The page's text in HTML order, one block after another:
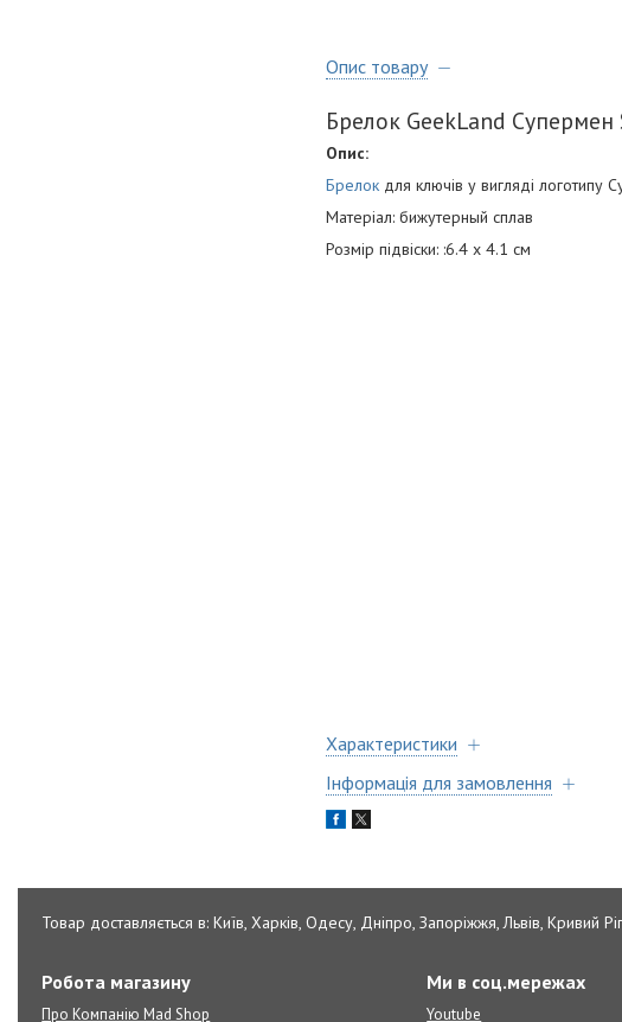
Опис товару
Брелок GeekLand Супермен
Опис:
Брелок для ключів у вигляді логотипу
Матеріал: бижутерный сплав
Розмір підвіски: :6.4 х 4.1 см
Характеристики
Інформація для замовлення
Товар доставляється в: Київ, Харків, Одесу, Дніпро, Запоріжжя, Львів, Кривий
Робота магазину
Про Компанію Mad Shop
Ми в соц.мережах
Youtube